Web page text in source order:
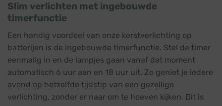
Slim verlichten met ingebouwde
timerfunctie
Een handig voordeel van onze kerstverlichting op
batterijen is de ingebouwde timerfunctie. Stel de timer
eenmalig in en de lampjes gaan vanaf dat moment
automatisch 6 uur aan en 18 uur uit. Zo geniet je iedere
avond op hetzelfde tijdstip van een gezellige
verlichting, zonder er naar om te hoeven kijken. Dit is